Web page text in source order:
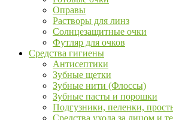
Оправы
Растворы для линз
Солнцезащитные очки
Футляр для очков
Средства гигиены
Антисептики
Зубные щетки
Зубные нити (Флоссы)
Зубные пасты и порошки
Подгузники, пеленки,